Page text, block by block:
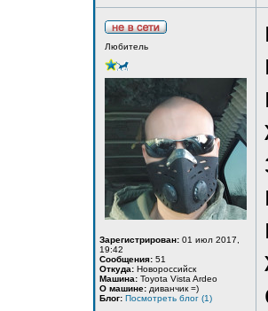
Любитель
Зарегистрирован: 01 июл 2017,
19:42
Сообщения: 51
Откуда: Новороссийск
Машина: Toyota Vista Ardeo
О машине: диванчик =)
Блог: Посмотреть блог (1)